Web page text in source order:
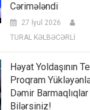
Cərimələndi
27 İyul 2026
TURAL KƏLBƏCƏRLİ
Həyat Yoldaşının
Proqram
Dəmir
Bilərsiniz!